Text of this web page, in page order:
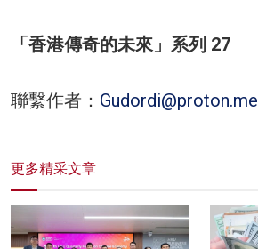
「香港傳奇的未來」系列 27
聯繫作者： Gudordi@proton.me
更多精采文章